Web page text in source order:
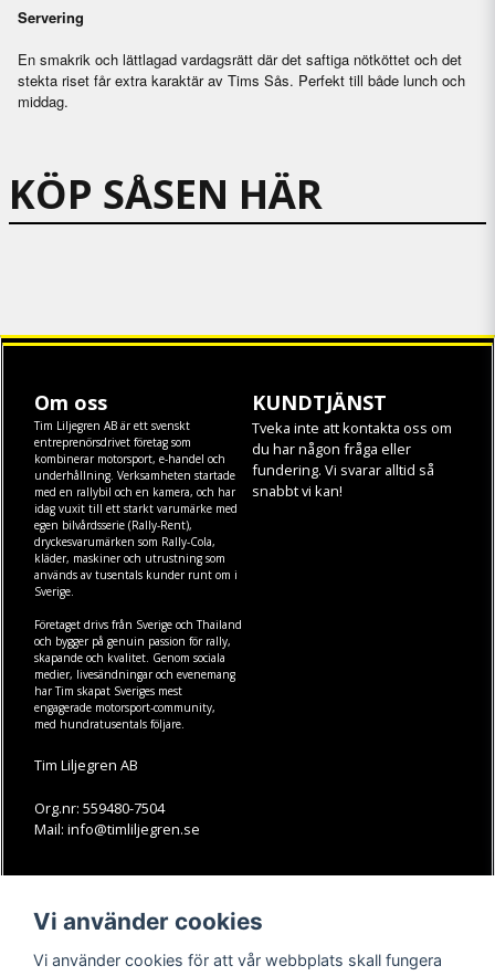
Servering
En smakrik och lättlagad vardagsrätt där det saftiga nötköttet och det
stekta riset får extra karaktär av Tims Sås. Perfekt till både lunch och
middag.
KÖP SÅSEN HÄR
Om oss
Tim Liljegren AB är ett svenskt
entreprenörsdrivet företag som
kombinerar motorsport, e-handel och
underhållning. Verksamheten startade
med en rallybil och en kamera, och har
idag vuxit till ett starkt varumärke med
egen bilvårdsserie (Rally-Rent),
dryckesvarumärken som Rally-Cola,
kläder, maskineroch utrustning som
används av tusentals kunder runt om i
Sverige.
Företaget drivs från Sverige och Thailand
och bygger på genuin passion för rally,
skapande och kvalitet. Genom sociala
medier, livesändningar och evenemang
har Tim skapat Sveriges mest
engagerade motorsport-community,
med hundratusentals följare.
Tim Liljegren AB
Org.nr: 559480-7504
Mail: info@timliljegren.se
KUNDTJÄNST
Tveka inte att kontakta oss om
du har någon fråga eller
fundering. Vi svarar alltid så
snabbt vi kan!
Köpvillkor
Kontakt
Instagram
Vi använder cookies
Vi använder cookies för att vår webbplats skall fungera